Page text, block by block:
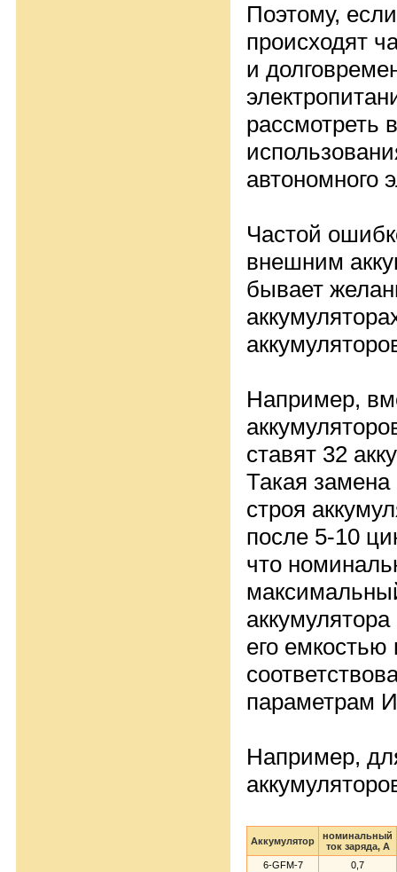
Поэтому,
происходят
и
рассмотреть
автономного
Частой
внешним
бывает
Например,
ставят 32
Такая замена
строя
после 5-10
что
его
параметрам
Например,
Аккумулятор
номинальный
ток заряда, А
6-GFM-7
0,7